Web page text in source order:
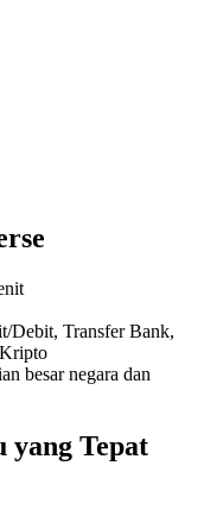
dan komoditas
Debit, Transfer Bank,
besar negara dan
yang Tepat